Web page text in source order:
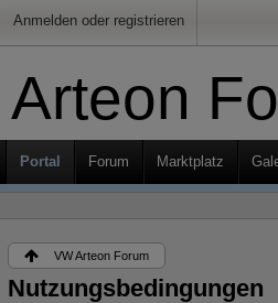
Anmelden oder registrieren
Arteon
Portal Forum Marktplatz
VW Arteon Forum
Nutzungsbedingungen